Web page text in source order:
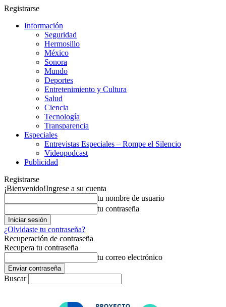
Registrarse
Información
Seguridad
Hermosillo
México
Sonora
Mundo
Deportes
Entretenimiento y Cultura
Salud
Ciencia
Tecnología
Transparencia
Especiales
Entrevistas Especiales – Rompe el Silencio
Videopodcast
Publicidad
Registrarse
¡Bienvenido!Ingrese a su cuenta
tu nombre de usuario
tu contraseña
¿Olvidaste tu contraseña?
Recuperación de contraseña
Recupera tu contraseña
tu correo electrónico
Buscar